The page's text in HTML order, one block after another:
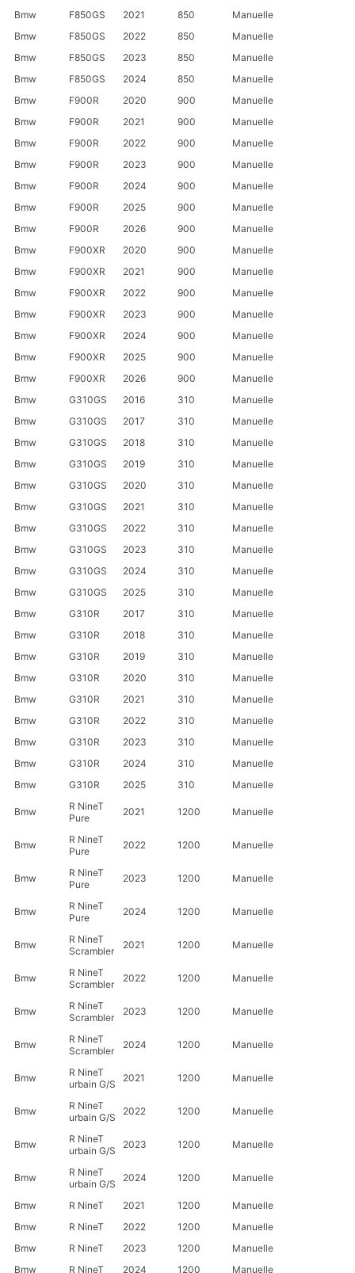
Bmw
F850GS 2021 850
Manuelle
Bmw
F850GS 2022 850
Manuelle
Bmw
F850GS 2023 850
Manuelle
Bmw
F850GS 2024 850
Manuelle
Bmw
F900R 2020 900
Manuelle
Bmw
F900R 2021 900
Manuelle
Bmw
F900R 2022 900
Manuelle
Bmw
F900R 2023 900
Manuelle
Bmw
F900R 2024 900
Manuelle
Bmw
F900R 2025 900
Manuelle
Bmw
F900R 2026 900
Manuelle
Bmw
F900XR 2020 900
Manuelle
Bmw
F900XR 2021 900
Manuelle
Bmw
F900XR 2022 900
Manuelle
Bmw
F900XR 2023 900
Manuelle
Bmw
F900XR 2024 900
Manuelle
Bmw
F900XR 2025 900
Manuelle
Bmw
F900XR 2026 900
Manuelle
Bmw
G310GS 2016 310
Manuelle
Bmw
G310GS 2017 310
Manuelle
Bmw
G310GS 2018 310
Manuelle
Bmw
G310GS 2019 310
Manuelle
Bmw
G310GS 2020 310
Manuelle
Bmw
G310GS 2021 310
Manuelle
Bmw
G310GS 2022 310
Manuelle
Bmw
G310GS 2023 310
Manuelle
Bmw
G310GS 2024 310
Manuelle
Bmw
G310GS 2025 310
Manuelle
Bmw
G310R 2017 310
Manuelle
Bmw
G310R 2018 310
Manuelle
Bmw
G310R 2019 310
Manuelle
Bmw
G310R 2020 310
Manuelle
Bmw
G310R 2021 310
Manuelle
Bmw
G310R 2022 310
Manuelle
Bmw
G310R 2023 310
Manuelle
Bmw
G310R 2024 310
Manuelle
Bmw
G310R 2025 310 Manuelle
Bmw
R NineT
Pure
2021 1200 Manuelle
Bmw
R NineT
Pure
2022 1200 Manuelle
Bmw
R NineT
Pure
2023 1200 Manuelle
Bmw
R NineT
Pure
2024 1200 Manuelle
Bmw
R NineT
Scrambler
2021 1200 Manuelle
Bmw
R NineT
Scrambler
2022 1200 Manuelle
Bmw
R NineT
Scrambler
2023 1200 Manuelle
Bmw
R NineT
Scrambler
2024 1200 Manuelle
Bmw
R NineT
urbain G/S
2021 1200 Manuelle
Bmw
R NineT
urbain G/S
2022 1200 Manuelle
Bmw
R NineT
urbain G/S
2023 1200 Manuelle
Bmw
R NineT
urbain G/S
2024 1200 Manuelle
Bmw R NineT 2021 1200
Manuelle
Bmw
R NineT 2022 1200
Manuelle
Bmw
R NineT 2023 1200
Manuelle
Bmw
R NineT 2024 1200 Manuelle